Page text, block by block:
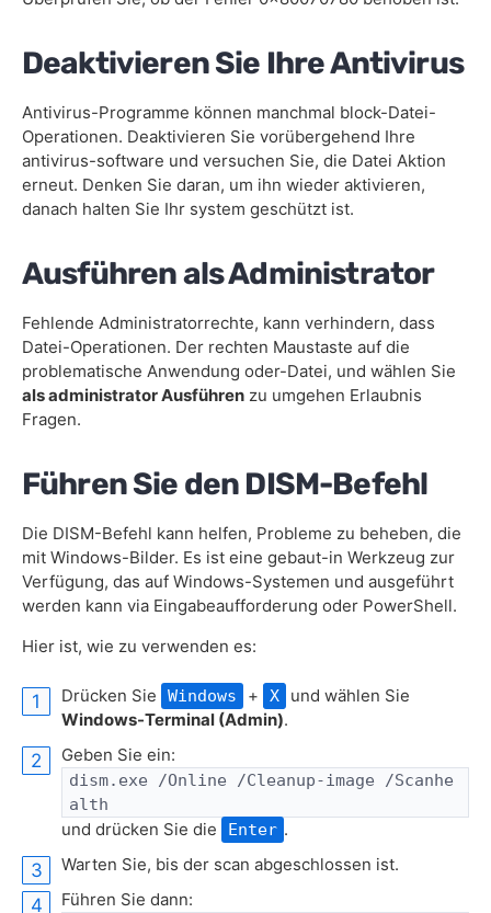
Deaktivieren Sie Ihre Antivirus
Antivirus-Programme können manchmal block-Datei-
Operationen. Deaktivieren Sie vorübergehend Ihre
antivirus-software und versuchen Sie, die Datei Aktion
erneut. Denken Sie daran, um ihn wieder aktivieren,
danach halten Sie Ihr system geschützt ist.
Ausführen als Administrator
Fehlende Administratorrechte, kann verhindern, dass
Datei-Operationen. Der rechten Maustaste auf die
problematische Anwendung oder-Datei, und wählen Sie
als administrator Ausführen zu umgehen Erlaubnis
Fragen.
Führen Sie den DISM-Befehl
Die DISM-Befehl kann helfen, Probleme zu beheben, die
mit Windows-Bilder. Es ist eine gebaut-in Werkzeug zur
Verfügung, das auf Windows-Systemen und ausgeführt
werden kann via Eingabeaufforderung oder PowerShell.
Hier ist, wie zu verwenden es:
Drücken Sie Windows + X
und wählen Sie
Windows-Terminal (Admin).
Geben Sie ein:
dism.exe /Online /Cleanup-image /Scanhe
alth
und drücken Sie die Enter .
Warten Sie, bis der scan abgeschlossen ist.
Führen Sie dann: